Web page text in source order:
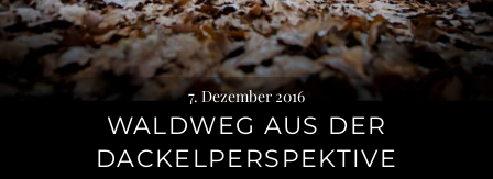
7. Dezember 2016
WALDWEG AUS DER
DACKELPERSPEKTIVE